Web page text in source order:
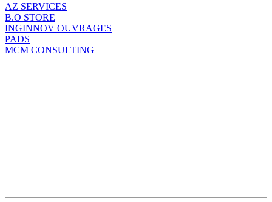
AZ SERVICES
B.O STORE
INGINNOV OUVRAGES
PADS
MCM CONSULTING